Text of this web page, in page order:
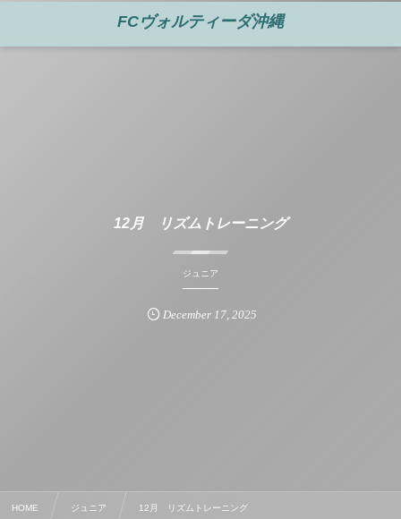
FCヴォルティーダ沖縄
12月 リズムトレーニング
ジュニア
December 17,2025
HOME ジュニア 12月 リズムトレーニング